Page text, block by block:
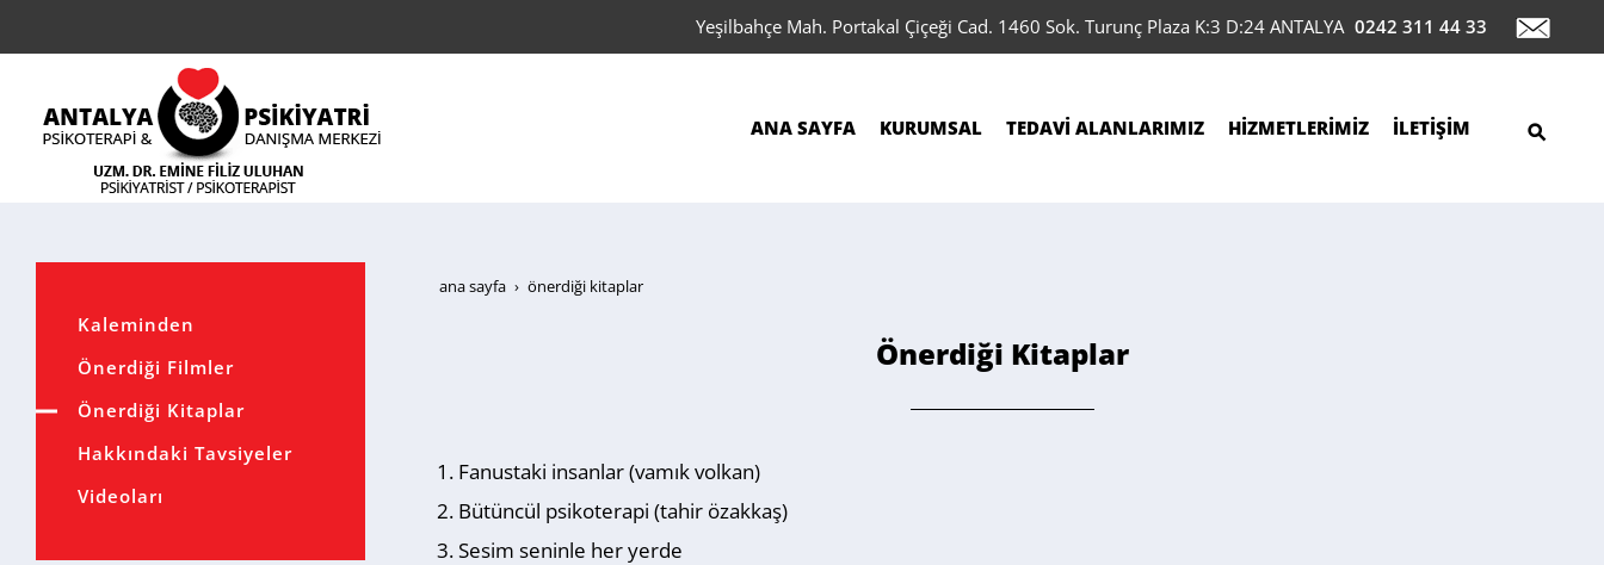
Yeşilbahçe Mah. Portakal Çiçeği Cad. 1460 Sok. Turunç Plaza K:3 D:24 ANTALYA 0242 311 44 33
ANA SAYFA KURUMSAL TEDAVİ ALANLARIMIZ HİZMETLERİMİZ İLETİŞİM
ana sayfa önerdiği kitaplar
Önerdiği Kitaplar
Fanustaki insanlar (vamık volkan)
Bütüncül psikoterapi (tahir özakkaş)
Sesim seninle her yerde
Kaleminden
Önerdiği Filmler
Önerdiği Kitaplar
Hakkındaki Tavsiyeler
Videoları